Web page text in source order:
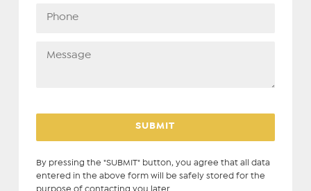
By pressing the "SUBMIT" button, you agree that all data
entered in the above form will be safely stored for the
purpose of contacting you later.